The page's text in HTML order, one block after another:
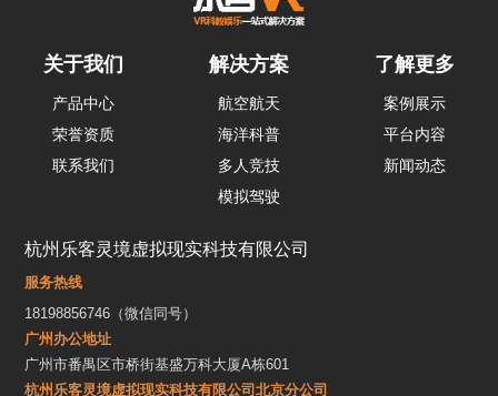
关于我们
产品中心
荣誉资质
联系我们
解决方案
航空航天
海洋科普
多人竞技
模拟驾驶
了解更多
案例展示
平台内容
新闻动态
杭州乐客灵境虚拟现实科技有限公司
服务热线
18198856746（微信同号）
广州办公地址
广州市番禺区市桥街基盛万科大厦A栋601
杭州乐客灵境虚拟现实科技有限公司北京分公司